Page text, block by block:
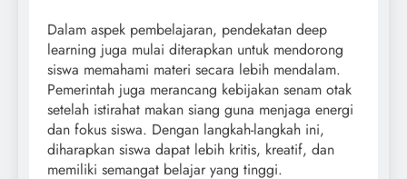
Dalam aspek pembelajaran, pendekatan deep
learning juga mulai diterapkan untuk mendorong
siswa memahami materi secara lebih mendalam.
Pemerintah juga merancang kebijakan senam otak
setelah istirahat makan siang guna menjaga energi
dan fokus siswa. Dengan langkah-langkah ini,
diharapkan siswa dapat lebih kritis, kreatif, dan
memiliki semangat belajar yang tinggi.